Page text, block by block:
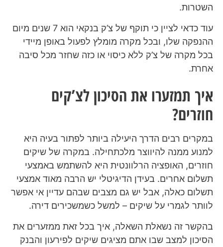
השטרות.
עוד כדאי לציין כי תוקף של צ’ק בנקאי הוא 7 שנים מיום
ההנפקה שלו, ובכל מקרה מומלץ לפעול באופן מיידי
בכל מקרה של צ’ק ללא כיסוי או כזה שחזר מכל סיבה
אחרת.
איך תמזערו את הסיכון לצ’קים
חוזרים?
במקרים רבים הדרך היעילה ביותר לפתור בעיה היא
למנוע ממנה להיווצר מלכתחילה. במקרה של שיקים
חוזרים, האופציה הרלוונטית היא להשתמש באמצעי
תשלום אחרים. בעידן הדיגיטלי יש הרבה מאוד אמצעי
תשלום כאלה, אבל יש גם מצבים שבהם עדיין אי אפשר
לוותר לגמרי על שיקים – למשל כשמשכירים דירה.
בהקשר זה נשאלת השאלה, איך בכל זאת ממזערים את
הסיכון למצב שבו אתם מציגים שיקים לפירעון והבנק